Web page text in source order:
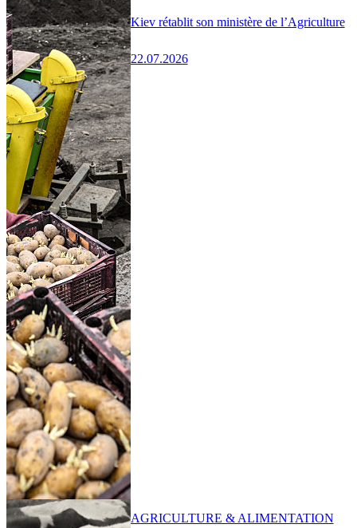
Kiev rétablit son ministère de l’Agriculture
22.07.2026
AGRICULTURE & ALIMENTATION